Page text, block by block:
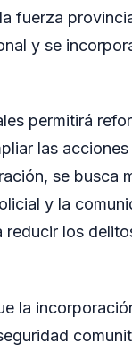
fuerza
y se
permitirá
las
se busca
y la
los
la